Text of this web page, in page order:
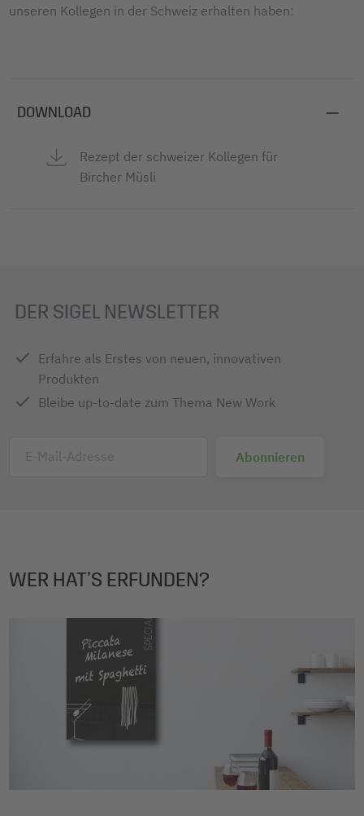
unseren Kollegen in der Schweiz erhalten haben:
DOWNLOAD
Rezept der schweizer Kollegen für
Bircher Müsli
DER SIGEL NEWSLETTER
Erfahre als Erstes von neuen, innovativen
Produkten
Bleibe up-to-date zum Thema New Work
E-Mail-Adresse
WER HAT’S ERFUNDEN?